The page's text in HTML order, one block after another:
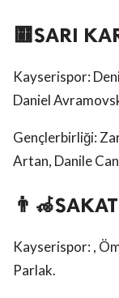
🟨SARI
Kayserispor:
Daniel
Gençlerbirliği:
Artan, Danile
Kayserispor: ,
Parlak.